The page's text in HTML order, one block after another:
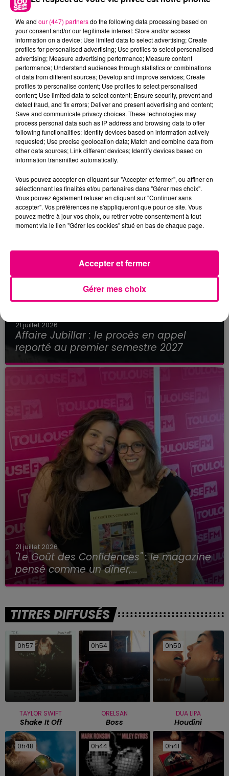
22 juillet 2026
Toulouse : circulation perturbée dans le
secteur François Verdier...
21 juillet 2026
Affaire Jubillar : le procès en appel
reporté au premier semestre 2027
21 juillet 2026
"Le Goût des Confidences" : le magazine
pensé comme un dîner,...
TITRES DIFFUSÉS
0h57
0h57
TAYLOR SWIFT
Shake It Off
0h54
0h54
ORELSAN
Boss
0h50
0h50
DUA LIPA
Houdini
0h48
0h48 0h44
0h44 0h41
0h41
We and our (447) partnersdo the following data processing based on
your consent and/or our legitimate interest: Store and/or access
information on a device; Use limited data to select advertising; Create
profiles for personalised advertising; Use profiles to select personalised
advertising; Measure advertising performance; Measure content
performance; Understand audiences through statistics or combinations
of data from different sources; Develop and improve services; Create
profiles to personalise content; Use profiles to select personalised
content; Use limited data to select content; Ensure security, prevent and
detect fraud, and fix errors; Deliver and present advertising and content;
Save and communicate privacy choices. These technologies may
process personal data such as IP address and browsing data to offer
following functionalities: Identify devices based on information actively
requested; Use precise geolocation data; Match and combine data from
other data sources; Link different devices; Identify devices based on
information transmitted automatically.
Vous pouvez accepter en cliquant sur "Accepter et fermer", ou affiner en
sélectionnant les finalités et/ou partenaires dans "Gérer mes choix".
Vous pouvez également refuser en cliquant sur "Continuer sans
accepter". Vos préférences ne s'appliqueront que pour ce site. Vous
pouvez mettre à jour vos choix, ou retirer votre consentement à tout
moment via le lien "Gérer les cookies" situé en bas de chaque page.
Gérer mes choix
Accepter et fermer